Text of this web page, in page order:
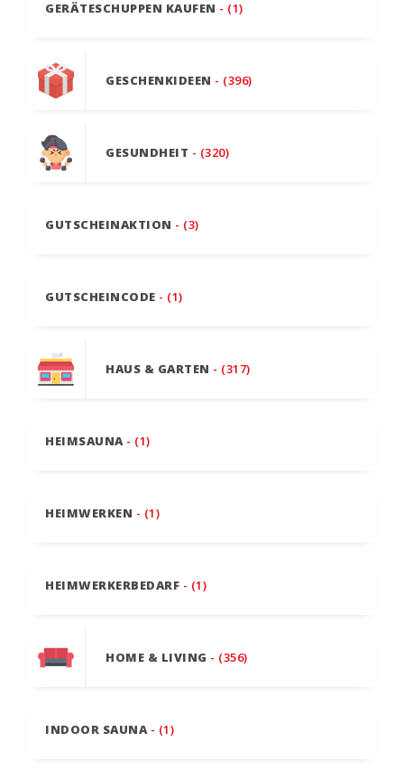
GERÄTESCHUPPEN KAUFEN - (1)
GESCHENKIDEEN - (396)
GESUNDHEIT - (320)
GUTSCHEINAKTION - (3)
GUTSCHEINCODE - (1)
HAUS & GARTEN - (317)
HEIMSAUNA - (1)
HEIMWERKEN - (1)
HEIMWERKERBEDARF - (1)
HOME & LIVING - (356)
INDOOR SAUNA - (1)